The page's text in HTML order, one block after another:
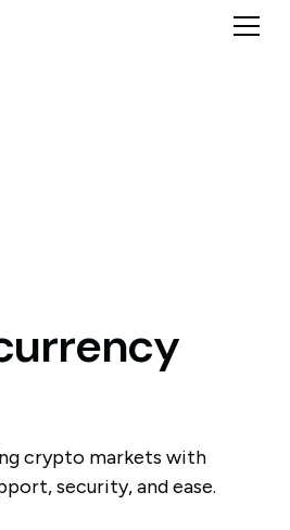
crypto markets with
security, and ease.